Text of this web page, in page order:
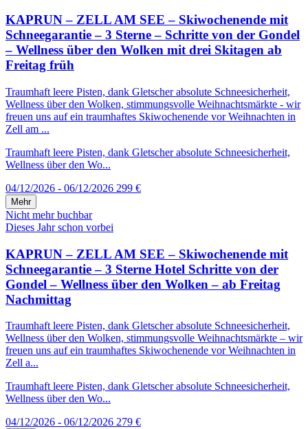
KAPRUN – ZELL AM SEE – Skiwochenende mit
Schneegarantie – 3 Sterne – Schritte von der Gondel
– Wellness über den Wolken mit drei Skitagen ab
Freitag früh
Traumhaft leere Pisten, dank Gletscher absolute Schneesicherheit,
Wellness über den Wolken, stimmungsvolle Weihnachtsmärkte - wir
freuen uns auf ein traumhaftes Skiwochenende vor Weihnachten in
Zell am ...
Traumhaft leere Pisten, dank Gletscher absolute Schneesicherheit,
Wellness über den Wo...
04/12/2026 - 06/12/2026 299 €
Mehr
Nicht mehr buchbar
Dieses Jahr schon vorbei
KAPRUN – ZELL AM SEE – Skiwochenende mit
Schneegarantie – 3 Sterne Hotel Schritte von der
Gondel – Wellness über den Wolken – ab Freitag
Nachmittag
Traumhaft leere Pisten, dank Gletscher absolute Schneesicherheit,
Wellness über den Wolken, stimmungsvolle Weihnachtsmärkte – wir
freuen uns auf ein traumhaftes Skiwochenende vor Weihnachten in
Zell a...
Traumhaft leere Pisten, dank Gletscher absolute Schneesicherheit,
Wellness über den Wo...
04/12/2026 - 06/12/2026 279 €